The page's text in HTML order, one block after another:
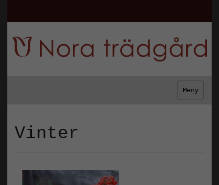
Meny
Vinter